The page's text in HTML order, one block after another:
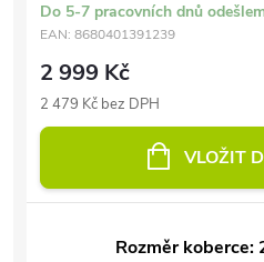
Do 5-7 pracovních dnů
EAN: 8680401391239
2 999 Kč
2 479 Kč bez DPH
VLOŽIT
Rozměr koberce: